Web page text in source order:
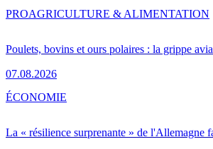
Poulets, bovins et ours polaires : la grippe
07.08.2026
PROAGRICULTURE & ALIMENTATION
La « résilience surprenante » de l'Allemagne
ÉCONOMIE